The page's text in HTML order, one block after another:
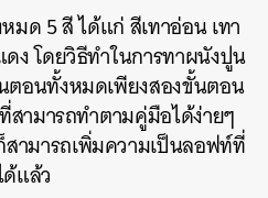
ด 5 สี ได้แก่ สีเทาอ่อน เทา
ดง โดยวิธีทำในการทาผนังปูน
ตอนทั้งหมดเพียงสองขั้นตอน
ามารถทำตามคู่มือได้ง่ายๆ
ามารถเพิ่มความเป็นลอฟท์ที่
แล้ว